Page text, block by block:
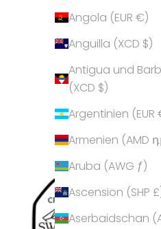
Angola (EUR €)
Anguilla (XCD $)
Antigua und
(XCD $)
Argentinien (EUR
Armenien (AMD
Aruba (AWG ƒ)
Ascension (SHP
Aserbaidschan